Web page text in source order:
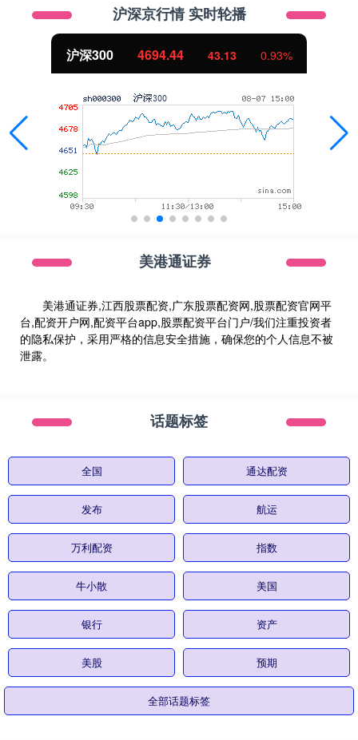
沪深京行情 实时轮播
北证50 1134.24
美港通证券
美港通证券,江西股票配资,广东股票配资网,股票配资官网平
台,配资开户网,配资平台app,股票配资平台门户/我们注重投资者
的隐私保护，采用严格的信息安全措施，确保您的个人信息不被
泄露。
话题标签
全国 通达配资
发布 航运
万利配资 指数
牛小散 美国
银行 资产
美股 预期
全部话题标签